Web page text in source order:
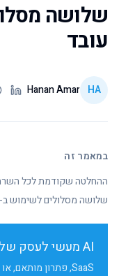
שלושה
עובד
HA
Hanan Amar
במאמר זה
ההחלטה שקודמת לכל
שלושה מסלולים לשימוש ב-AI בעסק
AI מעשי לעסק שלכם
SaaS, פתרון מותאם, או ליווי מחקר וביצוע מקצה לקצה.